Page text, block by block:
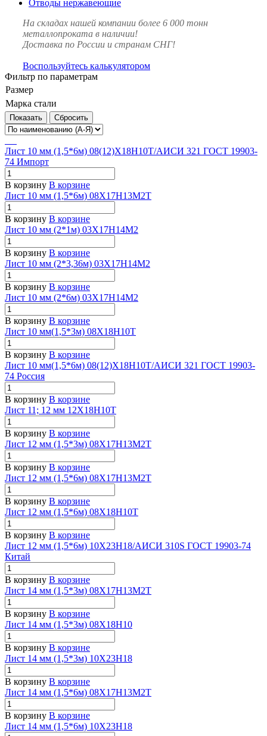
Отводы нержавеющие
На складах нашей компании более 6 000 тонн
металлопроката в наличии!
Доставка по России и странам СНГ!
Воспользуйтесь калькулятором
Фильтр по параметрам
Размер
Марка стали
Сбросить
Лист 10 мм (1,5*6м) 08(12)Х18Н10Т/АИСИ 321 ГОСТ 19903-
74 Импорт
В корзину В корзине
Лист 10 мм (1,5*6м) 08Х17Н13М2Т
В корзину В корзине
Лист 10 мм (2*1м) 03Х17Н14М2
В корзину В корзине
Лист 10 мм (2*3,36м) 03Х17Н14М2
В корзину В корзине
Лист 10 мм (2*6м) 03Х17Н14М2
В корзину В корзине
Лист 10 мм(1,5*3м) 08Х18Н10Т
В корзину В корзине
Лист 10 мм(1,5*6м) 08(12)Х18Н10Т/АИСИ 321 ГОСТ 19903-
74 Россия
В корзину В корзине
Лист 11; 12 мм 12Х18Н10Т
В корзину В корзине
Лист 12 мм (1,5*3м) 08Х17Н13М2Т
В корзину В корзине
Лист 12 мм (1,5*6м) 08Х17Н13М2Т
В корзину В корзине
Лист 12 мм (1,5*6м) 08Х18Н10Т
В корзину В корзине
Лист 12 мм (1,5*6м) 10Х23Н18/АИСИ 310S ГОСТ 19903-74
Китай
В корзину В корзине
Лист 14 мм (1,5*3м) 08Х17Н13М2Т
В корзину В корзине
Лист 14 мм (1,5*3м) 08Х18Н10
В корзину В корзине
Лист 14 мм (1,5*3м) 10Х23Н18
В корзину В корзине
Лист 14 мм (1,5*6м) 08Х17Н13М2Т
В корзину В корзине
Лист 14 мм (1,5*6м) 10Х23Н18